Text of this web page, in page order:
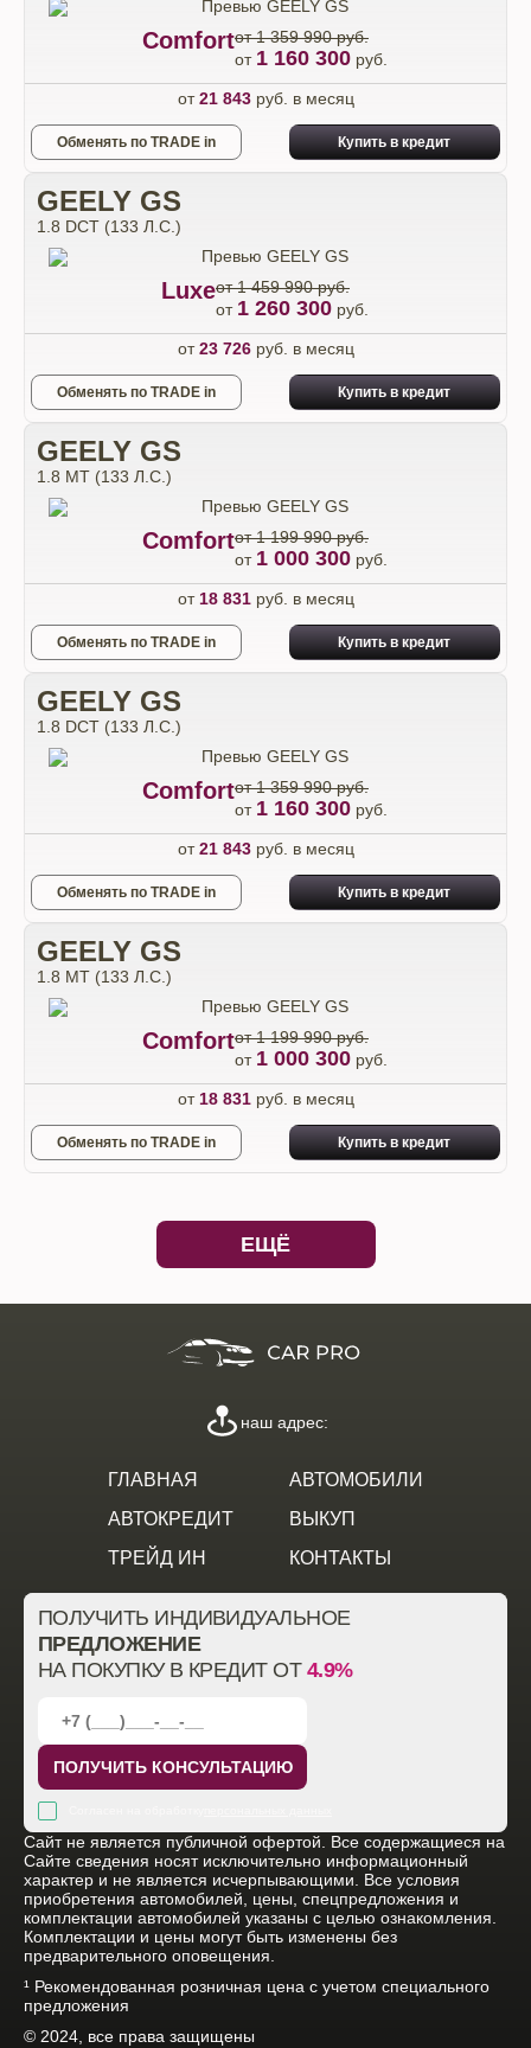
Comfortот 1 359 990 руб.
от 1 160 300 руб.
от21 843руб. в месяц
Обменять по TRADE in Купить в кредит
GEELY GS
1.8 DCT (133 Л.С.)
Luxeот 1 459 990 руб.
от 1 260 300 руб.
от23 726руб. в месяц
Обменять по TRADE in Купить в кредит
GEELY GS
1.8 MT (133 Л.С.)
Comfortот 1 199 990 руб.
от 1 000 300 руб.
от 18 831руб. в месяц
Обменять по TRADE in Купить в кредит
GEELY GS
1.8 DCT (133 Л.С.)
Comfortот 1 359 990 руб.
от 1 160 300 руб.
от21 843руб. в месяц
Обменять по TRADE in Купить в кредит
GEELY GS
1.8 MT (133 Л.С.)
Comfortот 1 199 990 руб.
от 1 000 300 руб.
от 18 831руб. в месяц
Обменять по TRADE in Купить в кредит
ЕЩЁ
ГЛАВНАЯ
АВТОМОБИЛИ
АВТОКРЕДИТ
ВЫКУП
ТРЕЙД ИН
КОНТАКТЫ
наш адрес:
ПОЛУЧИТЬ ИНДИВИДУАЛЬНОЕ
ПРЕДЛОЖЕНИЕ
НА ПОКУПКУ В КРЕДИТ ОТ 4.9%
ПОЛУЧИТЬ КОНСУЛЬТАЦИЮ
Cайт не является публичной офертой. Все содержащиеся на
Сайте сведения носят исключительно информационный
характер и не является исчерпывающими. Все условия
приобретения автомобилей, цены, спецпредложения и
комплектации автомобилей указаны с целью ознакомления.
Комплектации и цены могут быть изменены без
предварительного оповещения.
¹ Рекомендованная розничная цена с учетом специального
предложения
© 2024, все права защищены